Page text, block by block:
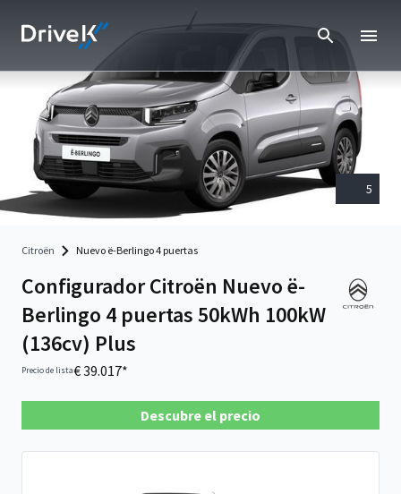
5
Citroën Nuevo ë-Berlingo 4 puertas
Configurador Citroën Nuevo ë-
Berlingo 4 puertas 50kWh 100kW
(136cv) Plus
Precio de lista€ 39.017*
Descubre el precio